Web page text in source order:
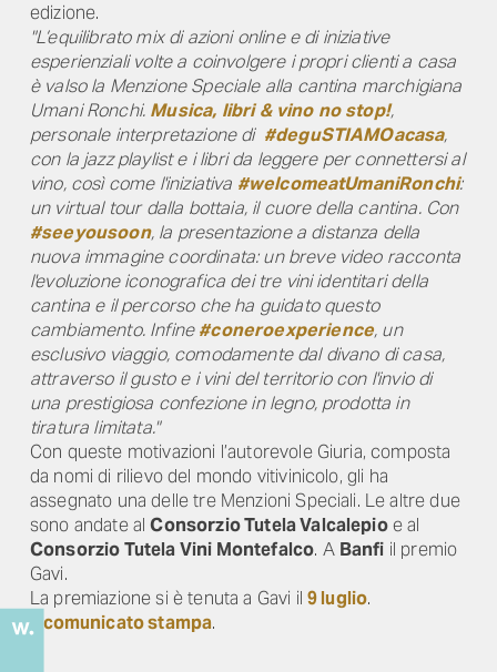
edizione.
"L’equilibrato mix di azioni online e di iniziative
esperienziali volte a coinvolgere i propri clienti a casa
è valso la Menzione Speciale alla cantina marchigiana
Umani Ronchi. Musica, libri & vino no stop!,
personale interpretazione di #deguSTIAMOacasa,
con la jazz playlist e i libri da leggere per connettersi al
vino, così come l'iniziativa #welcomeatUmaniRonchi:
un virtual tour dalla bottaia, il cuore della cantina. Con
#seeyousoon, la presentazione a distanza della
nuova immagine coordinata: un breve video racconta
l'evoluzione iconografica dei tre vini identitari della
cantina e il percorso che ha guidato questo
cambiamento. Infine#coneroexperience, un
esclusivo viaggio, comodamente dal divano di casa,
attraverso il gusto e i vini del territorio con l'invio di
una prestigiosa confezione in legno, prodotta in
tiratura limitata."
Con queste motivazioni l’autorevole Giuria, composta
da nomi di rilievo del mondo vitivinicolo, gli ha
assegnato una delle tre Menzioni Speciali. Le altre due
sono andate alConsorzio Tutela Valcalepioe al
Consorzio Tutela Vini Montefalco. A Banfi il premio
Gavi.
La premiazione si è tenuta a Gavi il 9 luglio.
comunicato stampa.